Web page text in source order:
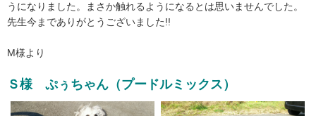
うになりました。まさか触れるようになるとは思いませんでした。
先生今までありがとうございました!!
M様より
Ｓ様 ぷぅちゃん（プードルミックス）